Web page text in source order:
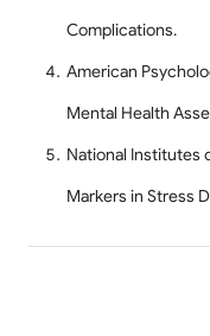
Complications.
American
Mental Health
National Institutes
Markers in Stress